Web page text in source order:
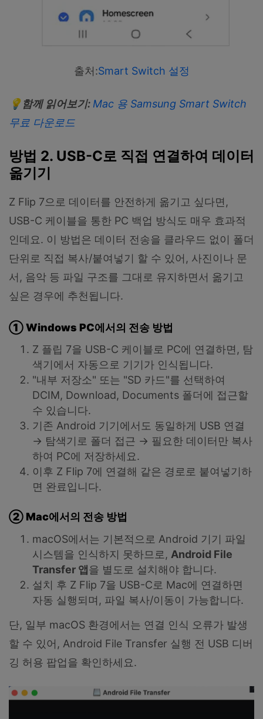
출처:Smart Switch 설정
💡함께 읽어보기: Mac 용 Samsung Smart Switch
무료 다운로드
방법 2. USB-C로 직접 연결하여 데이터
옮기기
Z Flip 7으로 데이터를 안전하게 옮기고 싶다면,
USB-C 케이블을 통한 PC 백업 방식도 매우 효과적
인데요. 이 방법은 데이터 전송을 클라우드 없이 폴더
단위로 직접 복사/붙여넣기 할 수 있어, 사진이나 문
서, 음악 등 파일 구조를 그대로 유지하면서 옮기고
싶은 경우에 추천됩니다.
① Windows PC에서의 전송 방법
Z 플립 7을 USB-C 케이블로 PC에 연결하면, 탐
색기에서 자동으로 기기가 인식됩니다.
"내부 저장소" 또는 "SD 카드"를 선택하여
DCIM, Download, Documents 폴더에 접근할
수 있습니다.
기존 Android 기기에서도 동일하게 USB 연결
→ 탐색기로 폴더 접근 → 필요한 데이터만 복사
하여 PC에 저장하세요.
이후 Z Flip 7에 연결해 같은 경로로 붙여넣기하
면 완료입니다.
② Mac에서의 전송 방법
macOS에서는 기본적으로 Android 기기 파일
시스템을 인식하지 못하므로, Android File
Transfer 앱 을 별도로 설치해야 합니다.
설치 후 Z Flip 7을 USB-C로 Mac에 연결하면
자동 실행되며, 파일 복사/이동이 가능합니다.
단, 일부 macOS 환경에서는 연결 인식 오류가 발생
할 수 있어, Android File Transfer 실행 전 USB 디버
깅 허용 팝업을 확인하세요.